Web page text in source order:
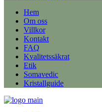
Hem
Om oss
Villkor
Kontakt
FAQ
Kvalitetssäkrat
Etik
Somavedic
Kristallguide